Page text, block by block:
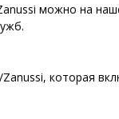
можно на
которая